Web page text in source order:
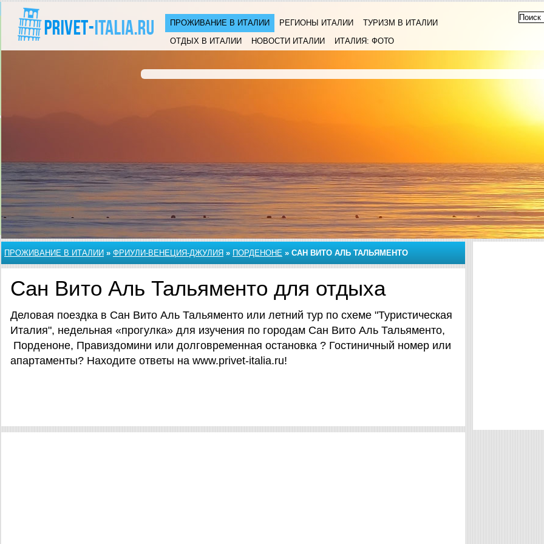
ПРОЖИВАНИЕ В ИТАЛИИ РЕГИОНЫ ИТАЛИИ
ТУРИЗМ В ИТАЛИИ
ОТДЫХ В ИТАЛИИ
НОВОСТИ ИТАЛИИ ИТАЛИЯ: ФОТО
ПРОЖИВАНИЕ В ИТАЛИИ » ФРИУЛИ-ВЕНЕЦИЯ-ДЖУЛИЯ » ПОРДЕНОНЕ » САН ВИТО АЛЬ ТАЛЬЯМЕНТО
Сан Вито Аль Тальяменто для отдыха
Деловая поездка в Сан Вито Аль Тальяменто или летний тур по схеме "Туристическая
Италия", недельная «прогулка» для изучения по городам Сан Вито Аль Тальяменто,
Порденоне, Правиздомини или долговременная остановка ? Гостиничный номер или
апартаменты? Находите ответы на www.privet-italia.ru!